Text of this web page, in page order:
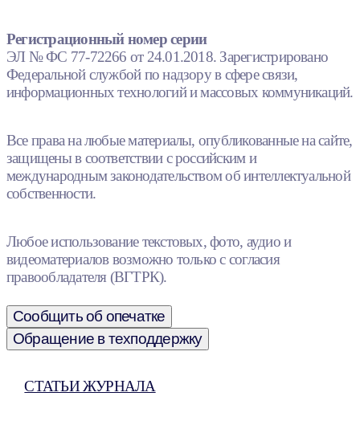
Регистрационный номер серии
ЭЛ № ФС 77-72266 от 24.01.2018. Зарегистрировано
Федеральной службой по надзору в сфере связи,
информационных технологий и массовых коммуникаций.
Все права на любые материалы, опубликованные на сайте,
защищены в соответствии с российским и
международным законодательством об интеллектуальной
собственности.
Любое использование текстовых, фото, аудио и
видеоматериалов возможно только с согласия
правообладателя (ВГТРК).
Сообщить об опечатке
Обращение в техподдержку
СТАТЬИ ЖУРНАЛА